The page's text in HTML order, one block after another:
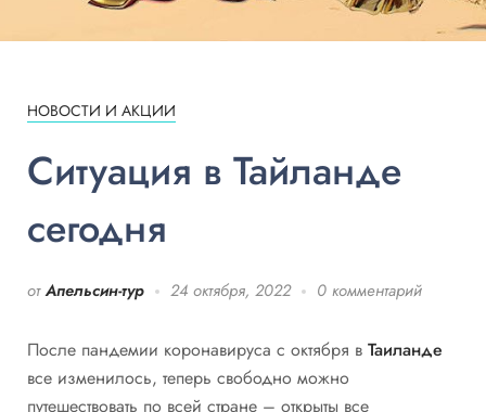
НОВОСТИ И АКЦИИ
Ситуация в Тайланде
сегодня
от Апельсин-тур 24 октября, 2022 0 комментарий
После пандемии коронавируса с октября в Таиланде
все изменилось, теперь свободно можно
путешествовать по всей стране – открыты все